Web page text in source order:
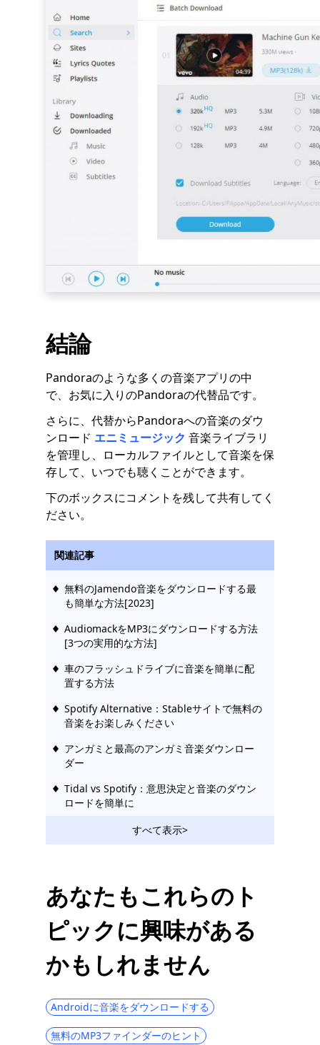
結論
Pandoraのような多くの音楽アプリの中
で、お気に入りのPandoraの代替品です。
さらに、代替からPandoraへの音楽のダウ
ンロード エニミュージック 音楽ライブラリ
を管理し、ローカルファイルとして音楽を保
存して、いつでも聴くことができます。
下のボックスにコメントを残して共有してく
ださい。
関連記事
無料のJamendo音楽をダウンロードする最
も簡単な方法[2023]
AudiomackをMP3にダウンロードする方法
[3つの実用的な方法]
車のフラッシュドライブに音楽を簡単に配
置する方法
Spotify Alternative：Stableサイトで無料の
音楽をお楽しみください
アンガミと最高のアンガミ音楽ダウンロー
ダー
Tidal vs Spotify：意思決定と音楽のダウン
ロードを簡単に
Amazon MusicとSpotify：ベストオブミュ
ージックを楽しむ[2023]
グする勝者は​​どちらですか？
プレミアムなしでPandoraから音楽をダウ
ンロードする方法[2023]
トリーミングサービスはどれですか？
ロードする方法
ハンガリー音楽を無料でダウンロードする
すべて表示>
あなたもこれらのト
ピックに興味がある
かもしれません
Androidに音楽をダウンロードする
無料のMP3ファインダーのヒント